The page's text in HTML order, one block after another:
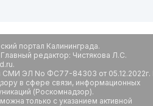
портал Калининграда.
редактор: Чистякова Л.С.
СМИ ЭЛ No ФС77-84303 от
в сфере связи, информационных
(Роскомнадзор).
только с указанием активной